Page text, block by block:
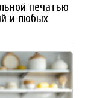
печатью
и любых